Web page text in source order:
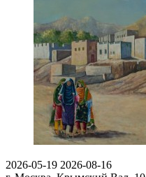
2026-05-19 2026-08-16